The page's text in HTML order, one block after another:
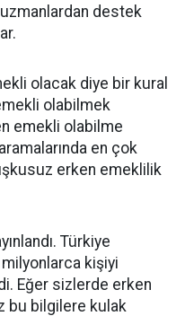
destek
olacak diye bir kural
olabilmek
emekli olabilme
en çok
erken emeklilik
Türkiye
kişiyi
Eğer sizlerde erken
bu bilgilere kulak